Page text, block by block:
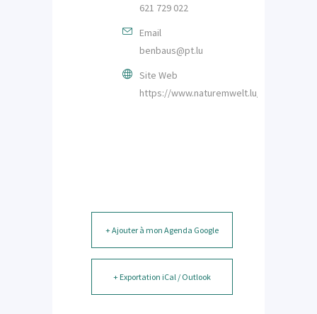
621 729 022
Email
benbaus@pt.lu
Site Web
https://www.naturemwelt.lu/lieux/
+ Ajouter à mon Agenda Google
+ Exportation iCal / Outlook